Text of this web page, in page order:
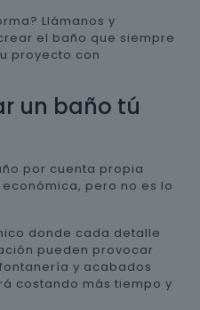
Llámanos y
el baño que siempre
proyecto con
un baño tú
por cuenta propia
pero no es lo
donde cada detalle
pueden provocar
y acabados
costando más tiempo y